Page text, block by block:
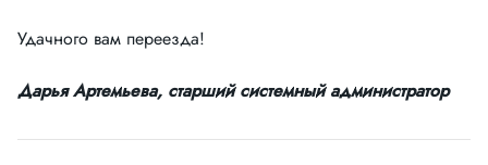
Удачного вам переезда!
Дарья Артемьева, старший системный администратор